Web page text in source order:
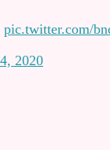
pic.twitter.com/
2020